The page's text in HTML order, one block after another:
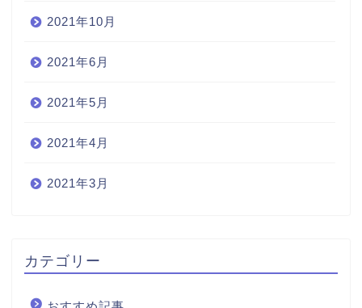
2021年10月
2021年6月
2021年5月
2021年4月
2021年3月
カテゴリー